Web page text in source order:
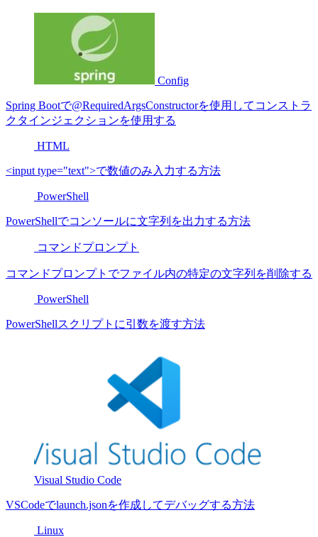
Config
Spring Bootで@RequiredArgsConstructorを使用してコンストラ
クタインジェクションを使用する
HTML
<input type="text">で数値のみ入力する方法
PowerShell
PowerShellでコンソールに文字列を出力する方法
コマンドプロンプト
コマンドプロンプトでファイル内の特定の文字列を削除する
PowerShell
PowerShellスクリプトに引数を渡す方法
Visual Studio Code
VSCodeでlaunch.jsonを作成してデバッグする方法
Linux